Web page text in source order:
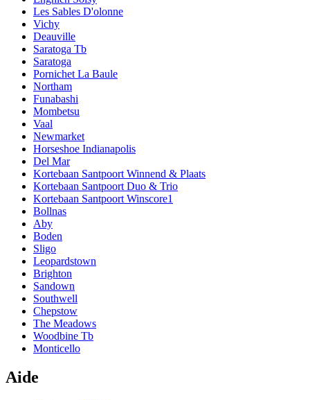
Les Sables D'olonne
Vichy
Deauville
Saratoga Tb
Saratoga
Pornichet La Baule
Northam
Funabashi
Mombetsu
Vaal
Newmarket
Horseshoe Indianapolis
Del Mar
Kortebaan Santpoort Winnend & Plaats
Kortebaan Santpoort Duo & Trio
Kortebaan Santpoort Winscore1
Bollnas
Aby
Boden
Sligo
Leopardstown
Brighton
Sandown
Southwell
Chepstow
The Meadows
Woodbine Tb
Monticello
Aide